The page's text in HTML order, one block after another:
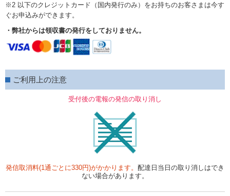
※2 以下のクレジットカード（国内発行のみ）をお持ちのお客さまは今す
ぐお申込みができます。
・弊社からは領収書の発行をしておりません。
ご利用上の注意
受付後の電報の発信の取り消し
発信取消料(1通ごとに330円)がかかります。 配達日当日の取り消しはでき
ない場合があります。